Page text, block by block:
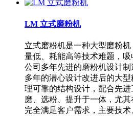
LM 立式磨粉机
立式磨粉机是一种大型磨粉
量低、耗能高等技术难题，
公司多年先进的磨粉机设计
多年的潜心设计改进后的大
理可靠的结构设计，配合先
磨、选粉、提升于一体，尤
完全满足客户需求，主要技